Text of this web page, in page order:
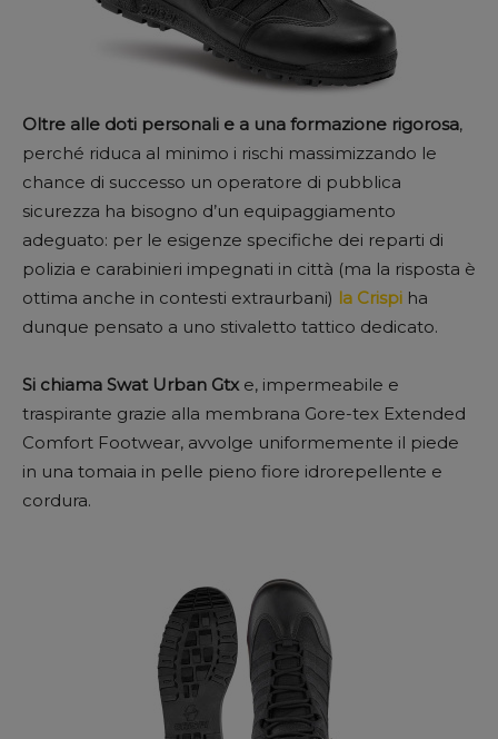
Oltre alle doti personali e a una formazione rigorosa,
perché riduca al minimo i rischi massimizzando le
chance di successo un operatore di pubblica
sicurezza ha bisogno d’un equipaggiamento
adeguato: per le esigenze specifiche dei reparti di
polizia e carabinieri impegnati in città (ma la risposta è
ottima anche in contesti extraurbani) la Crispi ha
dunque pensato a uno stivaletto tattico dedicato.
Si chiama Swat Urban Gtxe, impermeabile e
traspirante grazie alla membrana Gore-tex Extended
Comfort Footwear, avvolge uniformemente il piede
in una tomaia in pelle pieno fiore idrorepellente e
cordura.